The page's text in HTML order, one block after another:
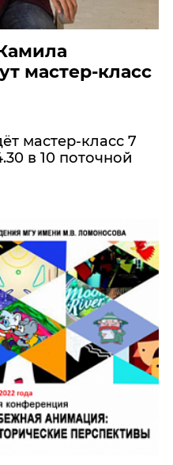
мастер-класс
мастер-класс 7
в 10 поточной